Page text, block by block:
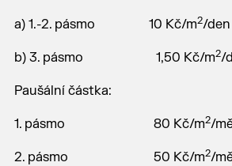
a) 1.-2. pásmo 10 Kč/m2/den
b) 3. pásmo 1,50 Kč/m2/
Paušální částka:
1. pásmo 80 Kč/m2/
2. pásmo 50 Kč/m2/